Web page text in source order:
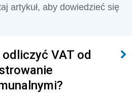
artykuł, aby dowiedzieć się
VAT od